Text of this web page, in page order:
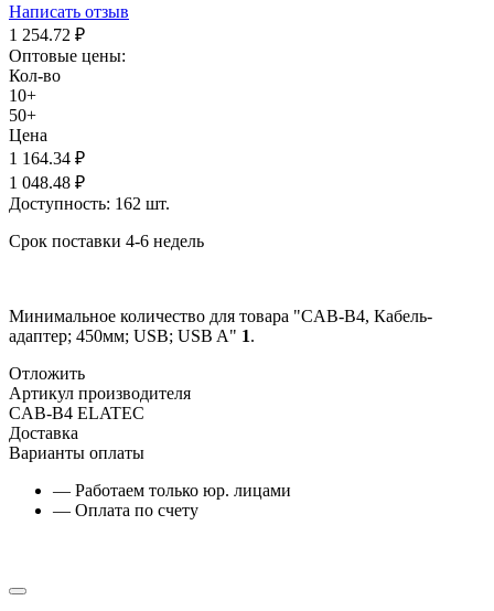
Написать отзыв
1 254.72 ₽
Оптовые цены:
Кол-во
10+
50+
Цена
1 164.34 ₽
1 048.48 ₽
Доступность: 162 шт.
Срок поставки 4-6 недель
Минимальное количество для товара "CAB-B4, Кабель-
адаптер; 450мм; USB; USB A" 1.
Отложить
Артикул производителя
CAB-B4 ELATEC
Доставка
Варианты оплаты
— Работаем только юр. лицами
— Оплата по счету